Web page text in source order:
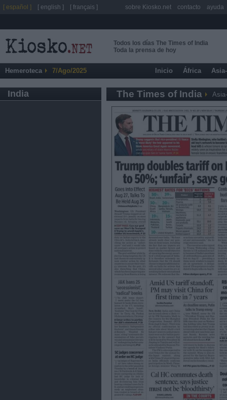
Todos los días The Times of India
Toda la prensa de hoy
Hemeroteca 7/Ago/2025 Inicio África
India The Times of India
[ español ] [ english ] [ français ] sobre Kiosko.net contacto ayuda